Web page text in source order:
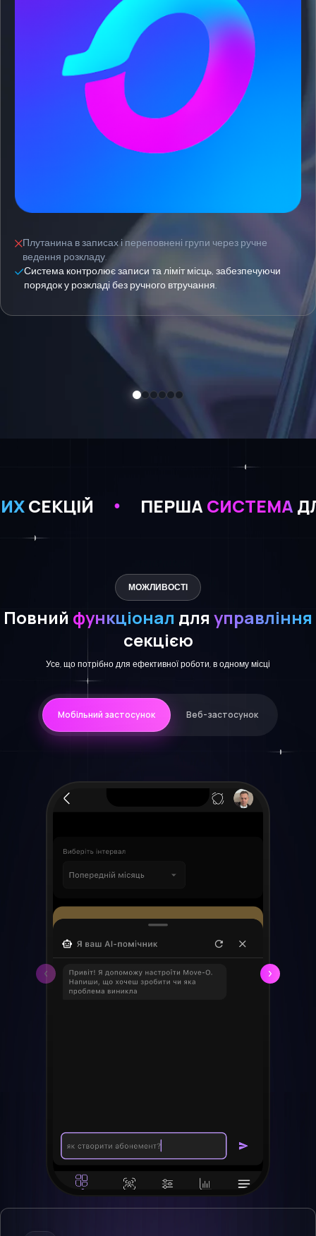
Плутанина в записах і переповнені групи через ручне
ведення розкладу.
Система контролює записи та ліміт місць, забезпечуючи
порядок у розкладі без ручного втручання.
ПЕРШАСИСТЕМАДЛЯ
МОЖЛИВОСТІ
Повний функціонал для управління
секцією
Усе, що потрібно для ефективної роботи, в одному місці
Мобільний застосунок Веб-застосунок